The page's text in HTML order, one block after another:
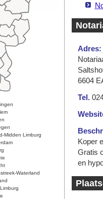
Midden Limburg
Waterland
Adres:
6604
Tel.
Koper
Gratis
en